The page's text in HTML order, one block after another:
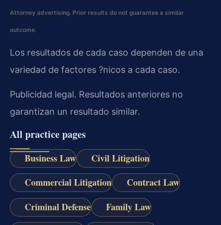
Attorney advertising. Prior results do not guarantee a similar
outcome.
Los resultados de cada caso dependen de una
variedad de factores ?nicos a cada caso.
Publicidad legal. Resultados anteriores no
garantizan un resultado similar.
All practice pages
Business Law
Civil Litigation
Commercial Litigation
Contract Law
Criminal Defense
Family Law